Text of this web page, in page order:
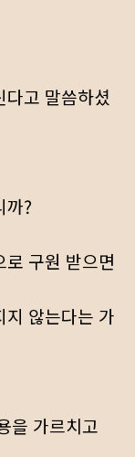
고 말씀하셨
까?
구원 받으면
지 않는다는 가
을 가르치고